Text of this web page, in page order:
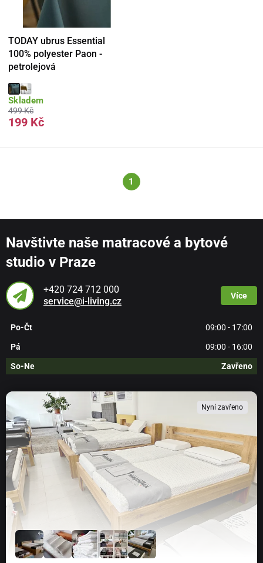
TODAY ubrus Essential
100% polyester Paon -
petrolejová
Skladem
499 Kč
199 Kč
1
Navštivte naše matracové a bytové
studio v Praze
+420 724 712 000
service@i-living.cz
Více
Po-Čt 09:00 - 17:00
Pá 09:00 - 16:00
So-Ne Zavřeno
Nyní zavřeno